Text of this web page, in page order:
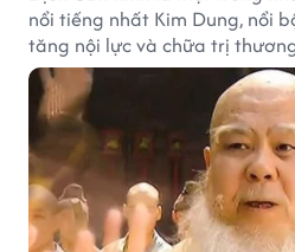
nổi tiếng nhất Kim Dung, nổi
tăng nội lực và chữa trị